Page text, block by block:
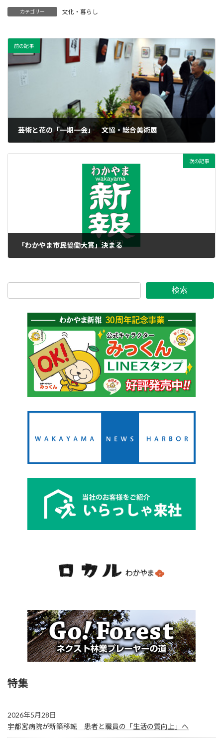
カテゴリー 文化・暮らし
前の記事
芸術と花の「一期一会」 文協・総合美術展
次の記事
「わかやま市民協働大賞」決まる
検索
特集
2026年5月28日
宇都宮病院が新築移転 患者と職員の「生活の質向上」へ